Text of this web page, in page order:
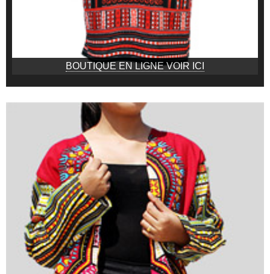
BOUTIQUE EN LIGNE VOIR ICI